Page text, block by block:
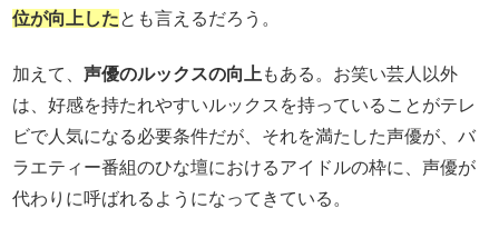
位が向上したとも言えるだろう。
加えて、 声優のルックスの向上 もある。お笑い芸人以外
は、好感を持たれやすいルックスを持っていることがテレ
ビで人気になる必要条件だが、それを満たした声優が、バ
ラエティー番組のひな壇におけるアイドルの枠に、声優が
代わりに呼ばれるようになってきている。